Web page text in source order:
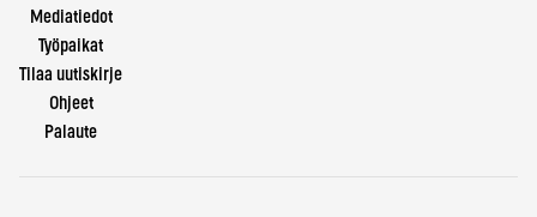
Mediatiedot
Työpaikat
Tilaa uutiskirje
Ohjeet
Palaute